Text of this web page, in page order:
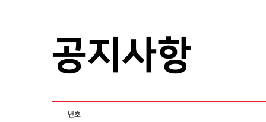
공지사항
번호